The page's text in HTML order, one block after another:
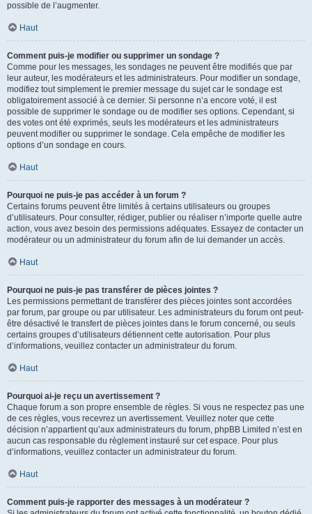
possible de l’augmenter.
Haut
Comment puis-je modifier ou supprimer un sondage ?
Comme pour les messages, les sondages ne peuvent être modifiés que par
leur auteur, les modérateurs et les administrateurs. Pour modifier un sondage,
modifiez tout simplement le premier message du sujet car le sondage est
obligatoirement associé à ce dernier. Si personne n’a encore voté, il est
possible de supprimer le sondage ou de modifier ses options. Cependant, si
des votes ont été exprimés, seuls les modérateurs et les administrateurs
peuvent modifier ou supprimer le sondage. Cela empêche de modifier les
options d’un sondage en cours.
Haut
Pourquoi ne puis-je pas accéder à un forum ?
Certains forums peuvent être limités à certains utilisateurs ou groupes
d’utilisateurs. Pour consulter, rédiger, publier ou réaliser n’importe quelle autre
action, vous avez besoin des permissions adéquates. Essayez de contacter un
modérateur ou un administrateur du forum afin de lui demander un accès.
Haut
Pourquoi ne puis-je pas transférer de pièces jointes ?
Les permissions permettant de transférer des pièces jointes sont accordées
par forum, par groupe ou par utilisateur. Les administrateurs du forum ont peut-
être désactivé le transfert de pièces jointes dans le forum concerné, ou seuls
certains groupes d’utilisateurs détiennent cette autorisation. Pour plus
d’informations, veuillez contacter un administrateur du forum.
Haut
Pourquoi ai-je reçu un avertissement ?
Chaque forum a son propre ensemble de règles. Si vous ne respectez pas une
de ces règles, vous recevrez un avertissement. Veuillez noter que cette
décision n’appartient qu’aux administrateurs du forum, phpBB Limited n’est en
aucun cas responsable du règlement instauré sur cet espace. Pour plus
d’informations, veuillez contacter un administrateur du forum.
Haut
Comment puis-je rapporter des messages à un modérateur ?